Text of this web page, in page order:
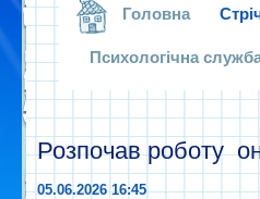
Головна
Психологічна
Розпочав роботу
05.06.2026 16:45